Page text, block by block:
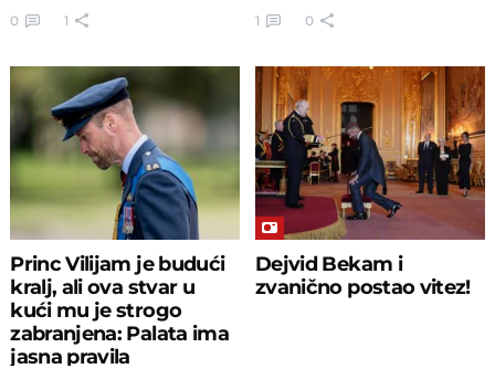
0 1 1 0
Princ Vilijam je budući
kralj, ali ova stvar u
kući mu je strogo
zabranjena: Palata ima
jasna pravila
Dejvid Bekam i
zvanično postao vitez!